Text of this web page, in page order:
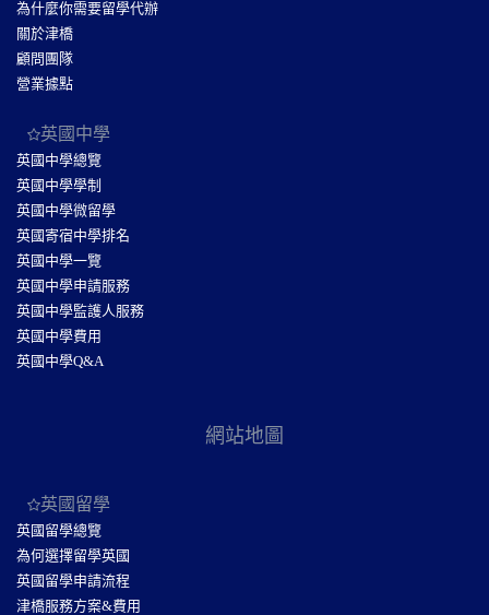
為什麼你需要留學代辦
關於津橋
顧問團隊
營業據點
英國中學
英國中學總覽
英國中學學制
英國中學微留學
英國寄宿中學排名
英國中學一覽
英國中學申請服務
英國中學監護人服務
英國中學費用
英國中學Q&A
網站地圖
英國留學
英國留學總覽
為何選擇留學英國
英國留學申請流程
津橋服務方案&費用